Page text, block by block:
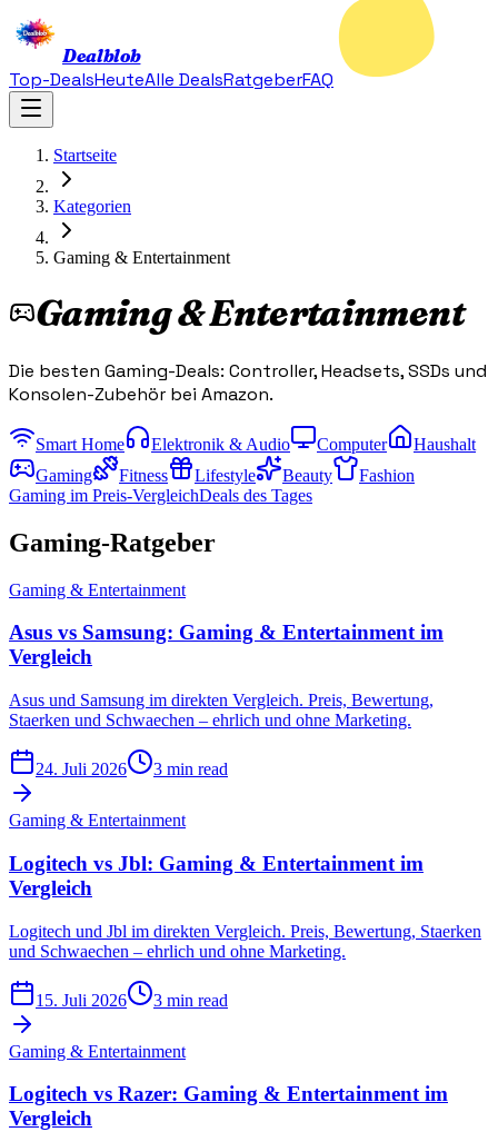
Dealblob
Top-DealsHeuteAlle DealsRatgeberFAQ
Startseite
Kategorien
Gaming & Entertainment
Gaming & Entertainment
Die besten Gaming-Deals: Controller, Headsets, SSDs und
Konsolen-Zubehör bei Amazon.
Smart Home Elektronik & Audio Computer
Haushalt
Gaming
Fitness Lifestyle Beauty
Fashion
Gaming im Preis-VergleichDeals des Tages
Gaming-Ratgeber
Gaming & Entertainment
Asus vs Samsung: Gaming & Entertainment im
Vergleich
Asus und Samsung im direkten Vergleich. Preis, Bewertung,
Staerken und Schwaechen – ehrlich und ohne Marketing.
24. Juli 2026 3 min read
Gaming & Entertainment
Logitech vs Jbl: Gaming & Entertainment im
Vergleich
Logitech und Jbl im direkten Vergleich. Preis, Bewertung, Staerken
und Schwaechen – ehrlich und ohne Marketing.
15. Juli 2026 3 min read
Gaming & Entertainment
Logitech vs Razer: Gaming & Entertainment im
Vergleich